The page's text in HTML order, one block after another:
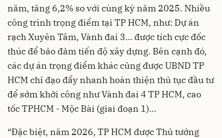
năm, tăng 6,2% so với cùng kỳ năm 2025. Nhiều
công trình trọng điểm tại TP HCM, như: Dự án
rạch Xuyên Tâm, Vành đai 3… được tích cực đốc
thúc để bảo đảm tiến độ xây dựng. Bên cạnh đó,
các dự án trọng điểm khác cũng được UBND TP
HCM chỉ đạo đẩy nhanh hoàn thiện thủ tục đầu tư
để sớm khởi công như Vành đai 4 TP HCM, cao
tốc TPHCM - Mộc Bài (giai đoạn 1)…
“Đặc biệt, năm 2026, TP HCM được Thủ tướng